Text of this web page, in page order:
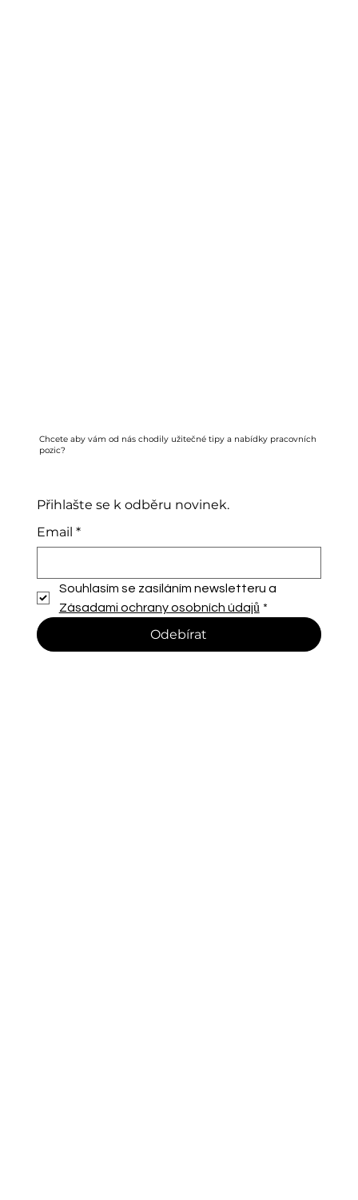
Chcete aby vám od nás chodily užitečné tipy a nabídky pracovních
pozic?
Přihlašte se k odběru novinek.
Email *
Zásadami ochrany osobních údajů *
Odebírat